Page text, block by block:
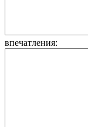
впечатления: